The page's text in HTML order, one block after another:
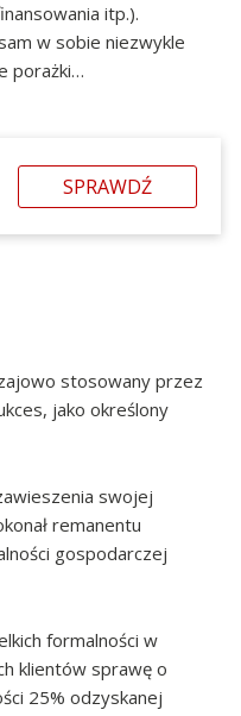
itp.).
w sobie niezwykle
porażki…
SPRAWDŹ
stosowany przez
jako określony
swojej
remanentu
gospodarczej
formalności w
klientów sprawę o
25% odzyskanej